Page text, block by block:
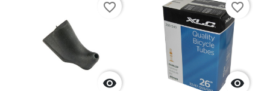

favorite_border

favorite_border